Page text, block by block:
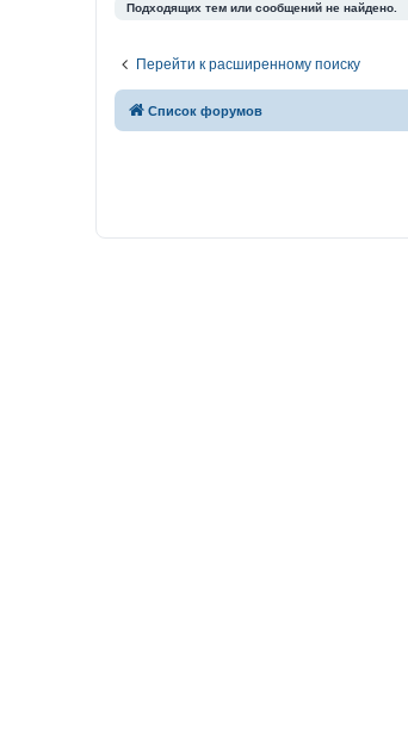
Подходящих тем или сообщений не найдено.
Перейти к расширенному поиску
Список форумов